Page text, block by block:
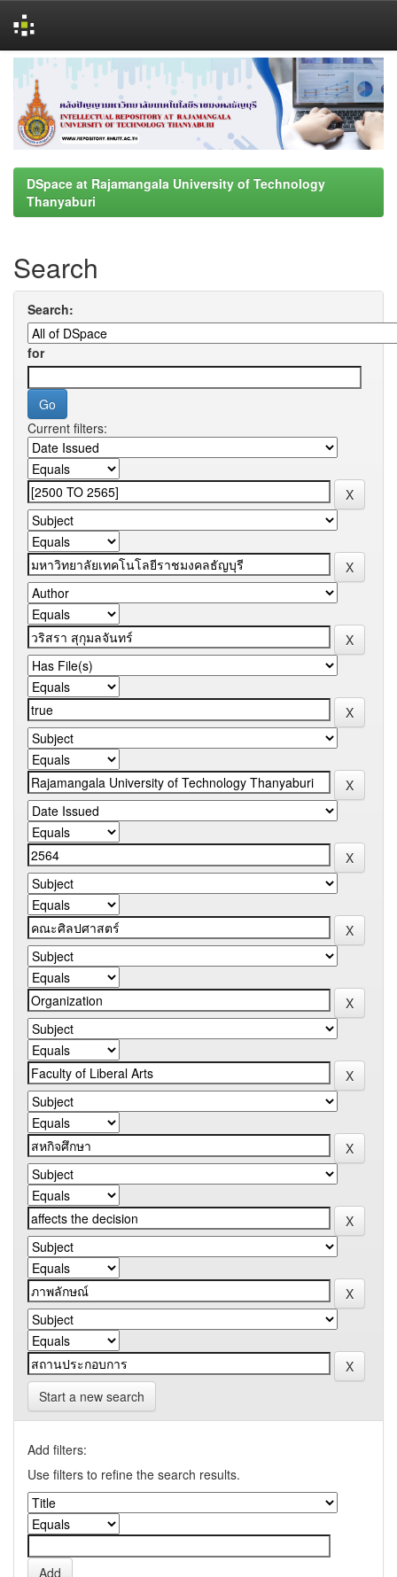
navigation
DSpace at Rajamangala University of Technology
Thanyaburi
Search
Search:
for
Current filters:
Start a new search
Add filters:
Use filters to refine the search results.